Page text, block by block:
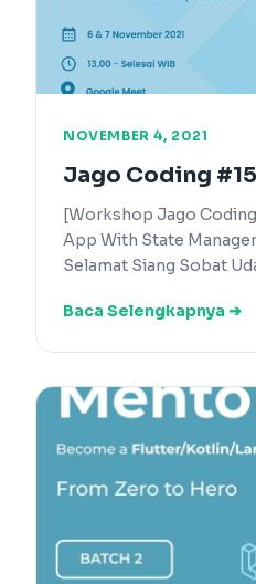
NOVEMBER 4, 2021
Jago Coding #15
[Workshop Jago
App With State
Selamat Siang Sobat
Baca Selengkapnya ➔